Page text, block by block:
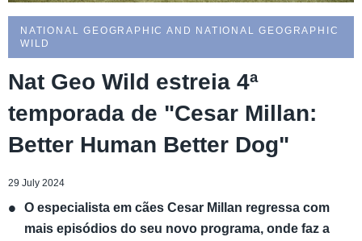
NATIONAL GEOGRAPHIC AND NATIONAL GEOGRAPHIC
WILD
Nat Geo Wild estreia 4ª
temporada de "Cesar Millan:
Better Human Better Dog"
29 July 2024
O especialista em cães Cesar Millan regressa com
mais episódios do seu novo programa, onde faz a